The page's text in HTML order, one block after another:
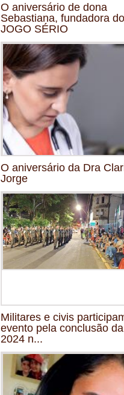
O aniversário de dona
Sebastiana, fundadora
JOGO SÉRIO
O aniversário da Dra
Jorge
Militares e civis
evento pela conclusão
2024 n...